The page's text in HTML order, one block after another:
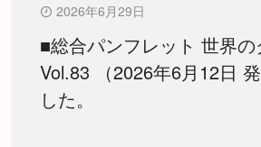
2026年6月29日
■総合パンフレット 世界
Vol.83 （2026年6月12日
した。